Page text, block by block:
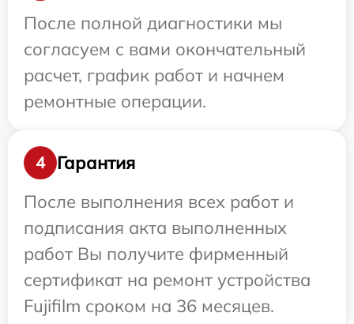
После полной диагностики мы
согласуем с вами окончательный
расчет, график работ и начнем
ремонтные операции.
4
Гарантия
После выполнения всех работ и
подписания акта выполненных
работ Вы получите фирменный
сертификат на ремонт устройства
Fujifilm сроком на 36 месяцев.